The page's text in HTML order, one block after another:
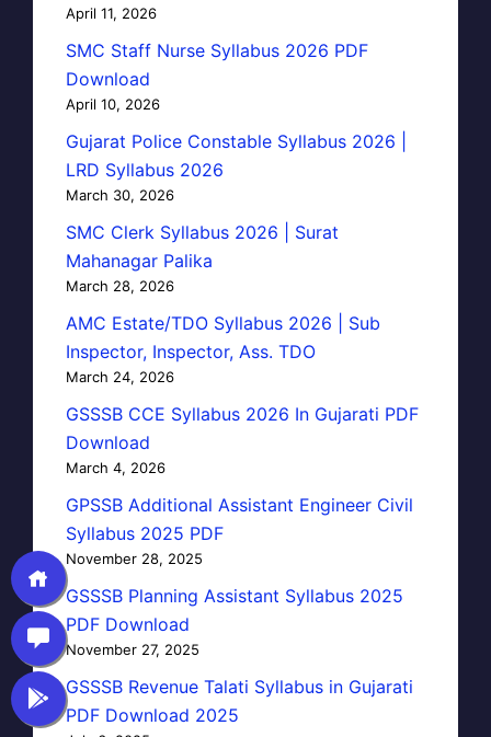
April 11, 2026
SMC Staff Nurse Syllabus 2026 PDF
Download
April 10, 2026
Gujarat Police Constable Syllabus 2026 |
LRD Syllabus 2026
March 30, 2026
SMC Clerk Syllabus 2026 | Surat
Mahanagar Palika
March 28, 2026
AMC Estate/TDO Syllabus 2026 | Sub
Inspector, Inspector, Ass. TDO
March 24, 2026
GSSSB CCE Syllabus 2026 In Gujarati PDF
Download
March 4, 2026
GPSSB Additional Assistant Engineer Civil
Syllabus 2025 PDF
November 28, 2025
GSSSB Planning Assistant Syllabus 2025
PDF Download
November 27, 2025
GSSSB Revenue Talati Syllabus in Gujarati
PDF Download 2025